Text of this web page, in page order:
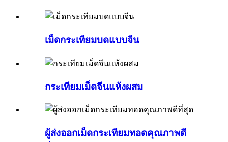
เม็ดกระเทียมบดแบบจีน
กระเทียมเม็ดจีนแห้งผสม
ผู้ส่งออกเม็ดกระเทียมทอดคุณภาพดี